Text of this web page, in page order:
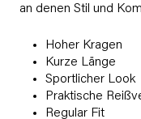
an denen Stil und
Hoher Kragen
Kurze Länge
Sportlicher Look
Praktische
Regular Fit